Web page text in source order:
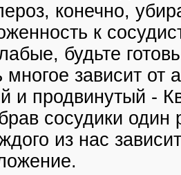
конечно,
к
будьте
многое зависит
и продвинутый -
сосудики один
из нас